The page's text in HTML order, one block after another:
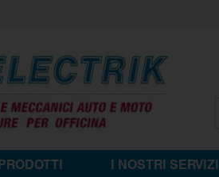
I NOSTRI SERVIZI